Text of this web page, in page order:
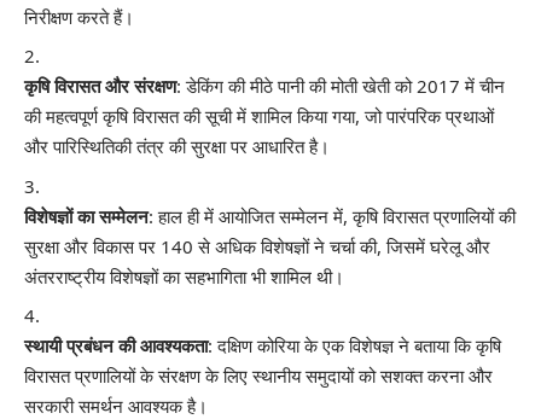
निरीक्षण करते हैं।
कृषि विरासत और संरक्षण: डेकिंग की मीठे पानी की मोती खेती को 2017 में चीन
की महत्वपूर्ण कृषि विरासत की सूची में शामिल किया गया, जो पारंपरिक प्रथाओं
और पारिस्थितिकी तंत्र की सुरक्षा पर आधारित है।
विशेषज्ञों का सम्मेलन: हाल ही में आयोजित सम्मेलन में, कृषि विरासत प्रणालियों की
सुरक्षा और विकास पर 140 से अधिक विशेषज्ञों ने चर्चा की, जिसमें घरेलू और
अंतरराष्ट्रीय विशेषज्ञों का सहभागिता भी शामिल थी।
स्थायी प्रबंधन की आवश्यकता: दक्षिण कोरिया के एक विशेषज्ञ ने बताया कि कृषि
विरासत प्रणालियों के संरक्षण के लिए स्थानीय समुदायों को सशक्त करना और
सरकारी समर्थन आवश्यक है।